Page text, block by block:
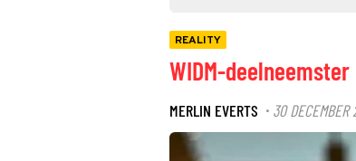
REALITY
WIDM-
MERLIN EVERTS · 30 DECEMBER